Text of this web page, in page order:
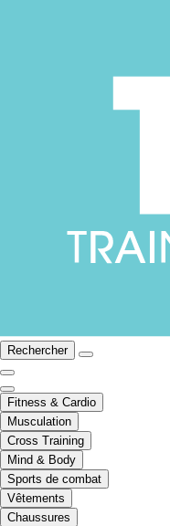
Rechercher
Fitness & Cardio
Musculation
Cross Training
Mind & Body
Sports de combat
Vêtements
Chaussures